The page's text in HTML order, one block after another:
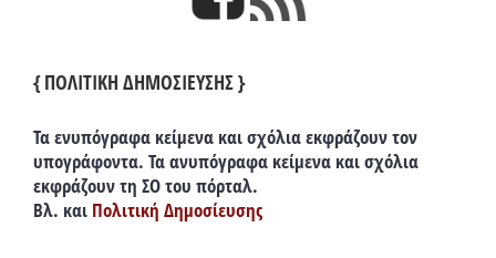
{ ΠΟΛΙΤΙΚΗ ΔΗΜΟΣΙΕΥΣΗΣ }
Τα ενυπόγραφα κείμενα και σχόλια εκφράζουν τον
υπογράφοντα. Τα ανυπόγραφα κείμενα και σχόλια
εκφράζουν τη ΣΟ του πόρταλ.
Βλ. και Πολιτική Δημοσίευσης